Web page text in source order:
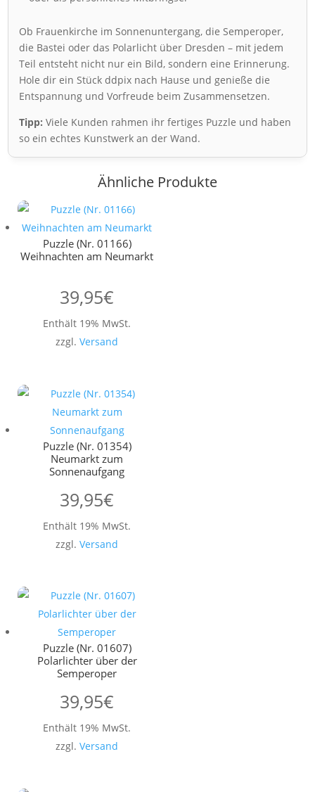
Ob Frauenkirche im Sonnenuntergang, die Semperoper,
die Bastei oder das Polarlicht über Dresden – mit jedem
Teil entsteht nicht nur ein Bild, sondern eine Erinnerung.
Hole dir ein Stück ddpix nach Hause und genieße die
Entspannung und Vorfreude beim Zusammensetzen.
Tipp: Viele Kunden rahmen ihr fertiges Puzzle und haben
so ein echtes Kunstwerk an der Wand.
Ähnliche Produkte
Puzzle (Nr. 01166)
Weihnachten am Neumarkt
39,95€
Enthält 19% MwSt.
zzgl.Versand
Puzzle (Nr. 01354)
Neumarkt zum
Sonnenaufgang
39,95€
Enthält 19% MwSt.
zzgl.Versand
Puzzle (Nr. 01607)
Polarlichter über der
Semperoper
39,95€
Enthält 19% MwSt.
zzgl.Versand